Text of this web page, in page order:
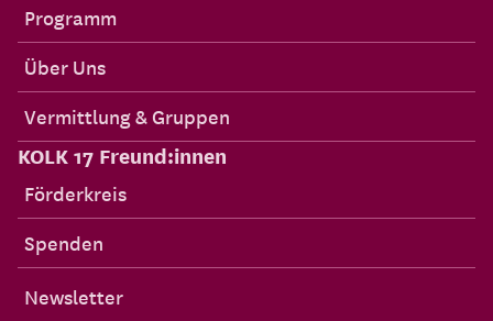
Programm
Über Uns
Vermittlung & Gruppen
KOLK 17 Freund:innen
Förderkreis
Spenden
Newsletter